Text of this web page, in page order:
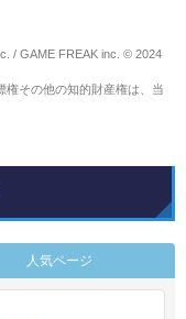
/ GAME FREAK inc. © 2024
その他の知的財産権は、当
人気ページ